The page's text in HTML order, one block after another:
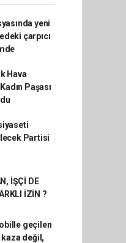
yeni
çarpıcı
Hava
Paşası
Partisi
İŞÇİ DE
İZİN ?
geçilen
değil,